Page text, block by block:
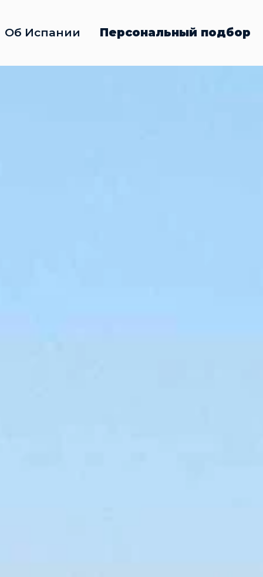
Об Испании Персональный подбор